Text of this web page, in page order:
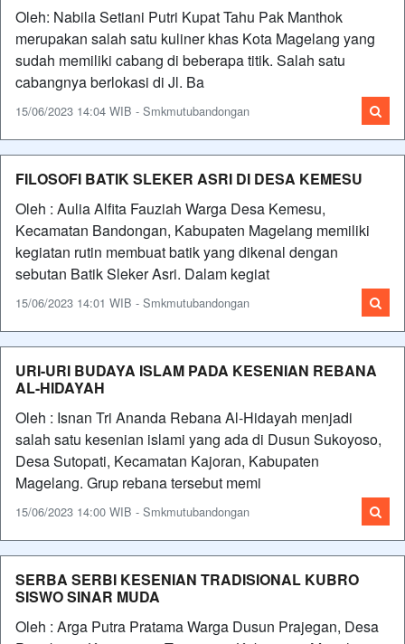
Oleh: Nabila Setiani Putri Kupat Tahu Pak Manthok
merupakan salah satu kuliner khas Kota Magelang yang
sudah memiliki cabang di beberapa titik. Salah satu
cabangnya berlokasi di Jl. Ba
15/06/2023 14:04 WIB - Smkmutubandongan
FILOSOFI BATIK SLEKER ASRI DI DESA KEMESU
Oleh : Aulia Alfita Fauziah Warga Desa Kemesu,
Kecamatan Bandongan, Kabupaten Magelang memiliki
kegiatan rutin membuat batik yang dikenal dengan
sebutan Batik Sleker Asri. Dalam kegiat
15/06/2023 14:01 WIB - Smkmutubandongan
URI-URI BUDAYA ISLAM PADA KESENIAN REBANA
AL-HIDAYAH
Oleh : Isnan Tri Ananda Rebana Al-Hidayah menjadi
salah satu kesenian islami yang ada di Dusun Sukoyoso,
Desa Sutopati, Kecamatan Kajoran, Kabupaten
Magelang. Grup rebana tersebut memi
15/06/2023 14:00 WIB - Smkmutubandongan
SERBA SERBI KESENIAN TRADISIONAL KUBRO
SISWO SINAR MUDA
Oleh : Arga Putra Pratama Warga Dusun Prajegan, Desa